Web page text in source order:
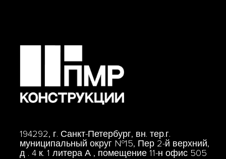
194292, г. Санкт-Петербург, вн. тер.г.
муниципальный округ №15, Пер 2-й верхний,
д . 4 к. 1 литера А , помещение 11-н офис 505